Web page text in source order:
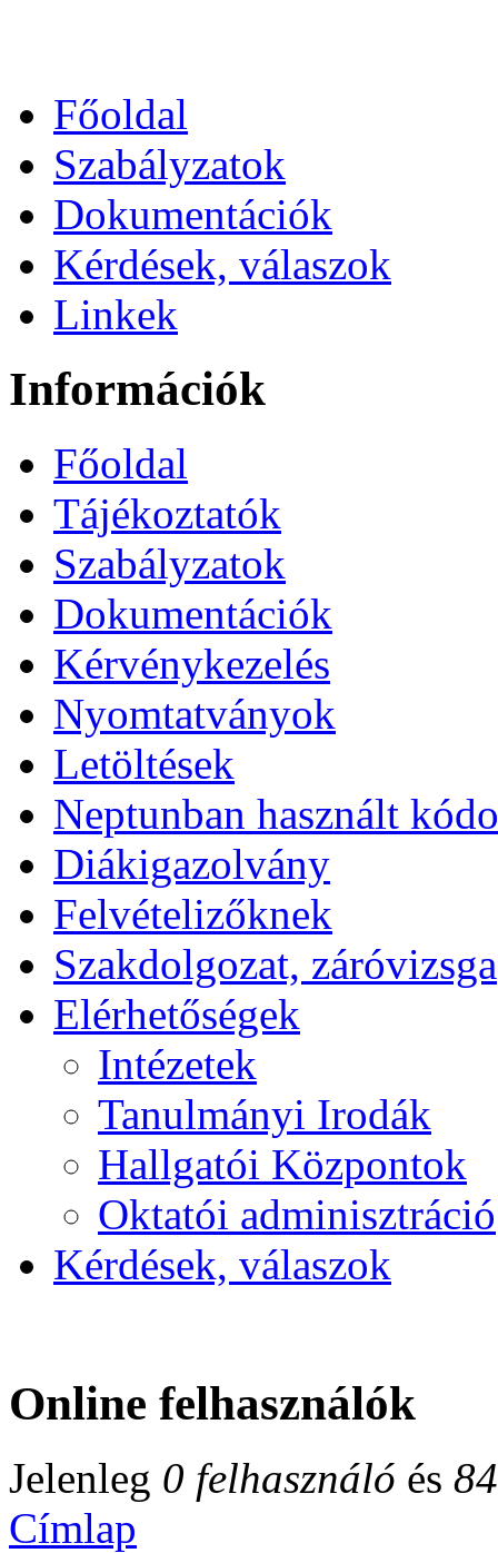
Főoldal
Szabályzatok
Dokumentációk
Kérdések, válaszok
Linkek
Információk
Főoldal
Tájékoztatók
Szabályzatok
Dokumentációk
Kérvénykezelés
Nyomtatványok
Letöltések
Neptunban használt
Diákigazolvány
Felvételizőknek
Szakdolgozat, záróvizsga
Elérhetőségek
Intézetek
Tanulmányi Irodák
Hallgatói Központok
Oktatói adminisztráció
Kérdések, válaszok
Online felhasználók
Jelenleg 0 felhasználó és
Címlap